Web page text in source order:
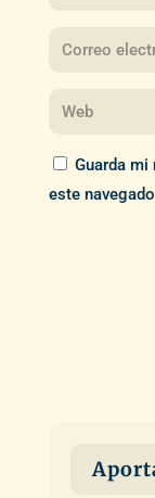
Guarda
este